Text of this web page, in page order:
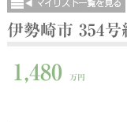
伊勢崎市 354
1,480 万円